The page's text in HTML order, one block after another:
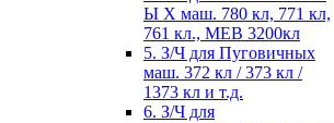
Ы Х маш. 780 кл, 771 кл,
761 кл., MEB 3200кл
5. З/Ч для Пуговичных
маш. 372 кл / 373 кл /
1373 кл и т.д.
6. З/Ч для